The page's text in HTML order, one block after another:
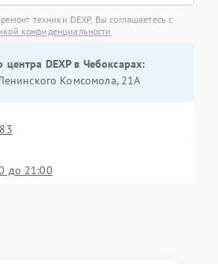
техники DEXP, Вы соглашаетесь с
конфиденциальности
центра DEXP в Чебоксарах:
Комсомола, 21А
до 21:00